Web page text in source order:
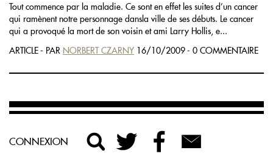
Tout commence par la maladie. Ce sont en effet les suites d’un cancer
qui ramènent notre personnage dansla ville de ses débuts. Le cancer
qui a provoqué la mort de son voisin et ami Larry Hollis, e...
ARTICLE - PAR NORBERT CZARNY 16/10/2009 - 0 COMMENTAIRE
CONNEXION